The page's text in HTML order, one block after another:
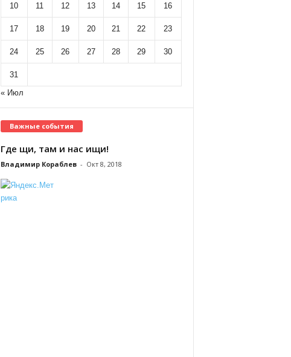
10 11 12 13 14 15 16
17 18 19 20 21 22 23
24 25 26 27 28 29 30
31
« Июл
Важные события
Где щи, там и нас ищи!
Владимир Кораблев - Окт 8, 2018